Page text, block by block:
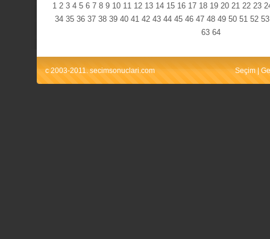
1 2 3 4 5 6 7 8 9 10 11 12 13 14 15 16 17 18 19 20 21 22 23
34 35 36 37 38 39 40 41 42 43 44 45 46 47 48 49 50 51 52 53
63 64
c 2003-2011. secimsonuclari.com Seçim